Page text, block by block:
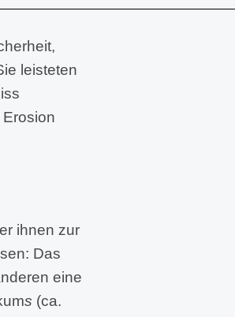
leisteten
ihnen zur
Das
eine
s (ca.